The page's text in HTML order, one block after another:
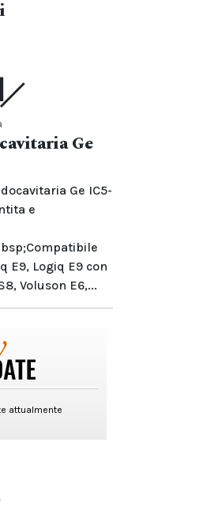
Ge
Ge IC5-
e
E9, Logiq E9 con
Voluson E6,...